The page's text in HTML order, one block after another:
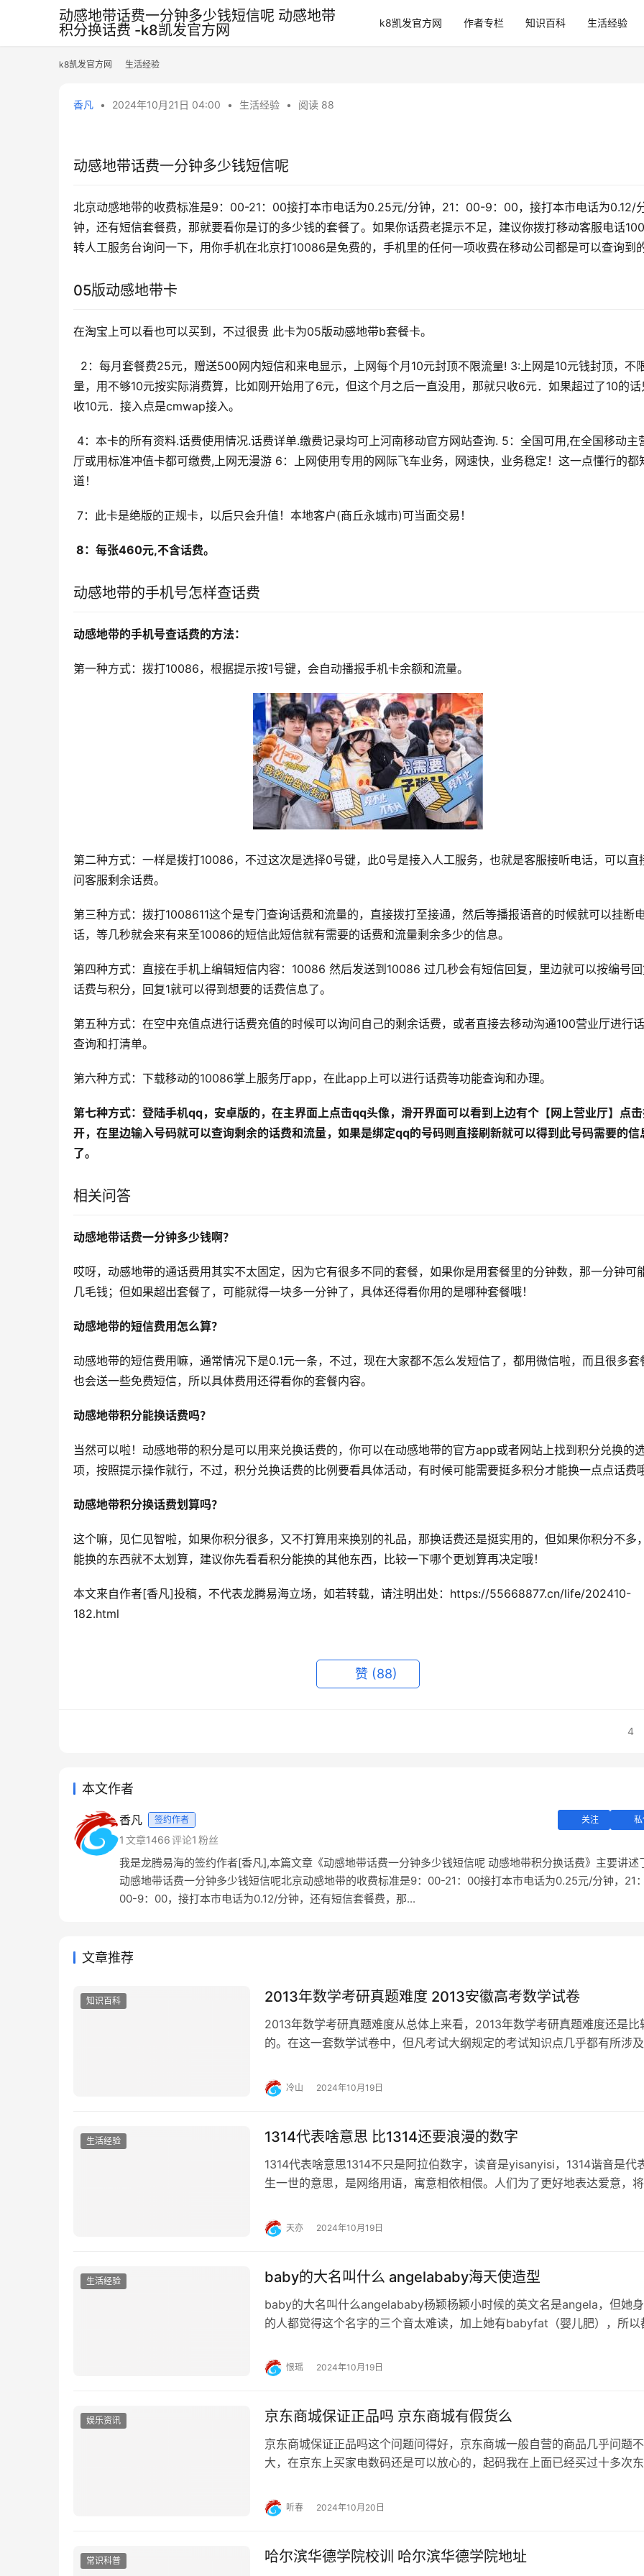
动感地带话费一分钟多少钱短信呢 动感地带
积分换话费 -k8凯发官方网
k8凯发官方网 作者专栏 知识百科 生活经验
k8凯发官方网 生活经验
香凡 • 2024年10月21日 04:00 • 生活经验 • 阅读 88
动感地带话费一分钟多少钱短信呢
北京动感地带的收费标准是9：00-21：00接打本市电话为0.25元/分钟，21：00-9：00，接打本市电话为0.12/
钟，还有短信套餐费，那就要看你是订的多少钱的套餐了。如果你话费老提示不足，建议你拨打移动客服电话
05版动感地带卡
在淘宝上可以看也可以买到，不过很贵 此卡为05版动感地带b套餐卡。
量，用不够10元按实际消费算，比如刚开始用了6元，但这个月之后一直没用，那就只收6元．如果超过了10的话
收10元．接入点是cmwap接入。
厅或用标准冲值卡都可缴费,上网无漫游 6：上网使用专用的网际飞车业务，网速快，业务稳定！这一点懂行的都
道！
7：此卡是绝版的正规卡，以后只会升值！本地客户(商丘永城市)可当面交易！
8：每张460元,不含话费。
动感地带的手机号怎样查话费
动感地带的手机号查话费的方法：
第一种方式：拨打10086，根据提示按1号键，会自动播报手机卡余额和流量。
第二种方式：一样是拨打10086，不过这次是选择0号键，此0号是接入人工服务，也就是客服接听电话，可以直
问客服剩余话费。
第三种方式：拨打1008611这个是专门查询话费和流量的，直接拨打至接通，然后等播报语音的时候就可以挂断
话，等几秒就会来有来至10086的短信此短信就有需要的话费和流量剩余多少的信息。
第四种方式：直接在手机上编辑短信内容：10086 然后发送到10086 过几秒会有短信回复，里边就可以按编号回
话费与积分，回复1就可以得到想要的话费信息了。
第五种方式：在空中充值点进行话费充值的时候可以询问自己的剩余话费，或者直接去移动沟通100营业厅进行
查询和打清单。
第六种方式：下载移动的10086掌上服务厅app，在此app上可以进行话费等功能查询和办理。
第七种方式：登陆手机qq，安卓版的，在主界面上点击qq头像，滑开界面可以看到上边有个【网上营业厅】点
开，在里边输入号码就可以查询剩余的话费和流量，如果是绑定qq的号码则直接刷新就可以得到此号码需要的信
了。
相关问答
动感地带话费一分钟多少钱啊？
哎呀，动感地带的通话费用其实不太固定，因为它有很多不同的套餐，如果你是用套餐里的分钟数，那一分钟可
几毛钱；但如果超出套餐了，可能就得一块多一分钟了，具体还得看你用的是哪种套餐哦！
动感地带的短信费用怎么算？
动感地带的短信费用嘛，通常情况下是0.1元一条，不过，现在大家都不怎么发短信了，都用微信啦，而且很多套
也会送一些免费短信，所以具体费用还得看你的套餐内容。
动感地带积分能换话费吗？
当然可以啦！动感地带的积分是可以用来兑换话费的，你可以在动感地带的官方app或者网站上找到积分兑换的
项，按照提示操作就行，不过，积分兑换话费的比例要看具体活动，有时候可能需要挺多积分才能换一点点话费哦
动感地带积分换话费划算吗？
这个嘛，见仁见智啦，如果你积分很多，又不打算用来换别的礼品，那换话费还是挺实用的，但如果你积分不多
能换的东西就不太划算，建议你先看看积分能换的其他东西，比较一下哪个更划算再决定哦！
本文来自作者[香凡]投稿，不代表龙腾易海立场，如若转载，请注明出处：https://55668877.cn/life/202410-
182.html
赞 (88)
4
本文作者
香凡 签约作者 关注
1 文章1466评论1 粉丝
我是龙腾易海的签约作者[香凡],本篇文章《动感地带话费一分钟多少钱短信呢 动感地带积分换话费》主要讲述
动感地带话费一分钟多少钱短信呢北京动感地带的收费标准是9：00-21：00接打本市电话为0.25元/分钟，21：
00-9：00，接打本市电话为0.12/分钟，还有短信套餐费，那...
文章推荐
知识百科 2013年数学考研真题难度 2013安徽高考数学试卷
2013年数学考研真题难度从总体上来看，2013年数学考研真题难度还是比
的。在这一套数学试卷中，但凡考试大纲规定的考试知识点几乎都有所涉及
大，考生在解题的时候需要面临较大的压力。2013安徽高考理科状元各科分
2010年安徽省
冷山 2024年10月19日
生活经验 1314代表啥意思 比1314还要浪漫的数字
1314代表啥意思1314不只是阿拉伯数字，读音是yisanyisi，1314谐音是代
生一世的意思，是网络用语，寓意相依相偎。人们为了更好地表达爱意，将
义。如520寓意为我爱你，那也有说5201314，意思是我爱你一
天亦 2024年10月19日
生活经验 baby的大名叫什么 angelababy海天使造型
baby的大名叫什么angelababy杨颖杨颖小时候的英文名是angela，但她
的人都觉得这个名字的三个音太难读，加上她有babyfat（婴儿肥），所以
名字，才结合成为angelababy。angela（安吉拉）
恨瑶 2024年10月19日
娱乐资讯 京东商城保证正品吗 京东商城有假货么
京东商城保证正品吗这个问题问得好，京东商城一般自营的商品几乎问题不
大，在京东上买家电数码还是可以放心的，起码我在上面已经买过十多次东
东开店，然后由第三方商家发货，这些商家经常卖假货。举个例子吧：我就
京东商城里的名鞋库买了双耐克
听春 2024年10月20日
常识科普 哈尔滨华德学院校训 哈尔滨华德学院地址